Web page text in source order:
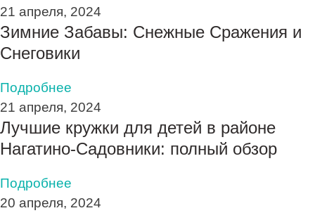
21 апреля, 2024
Зимние Забавы: Снежные Сражения и
Снеговики
Подробнее
21 апреля, 2024
Лучшие кружки для детей в районе
Нагатино-Садовники: полный обзор
Подробнее
20 апреля, 2024